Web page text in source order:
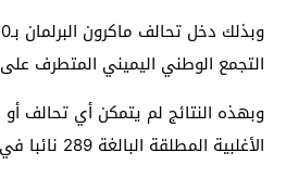
التجمع الوطني اليميني المتطرف على 125 نائبا.
وبهذه النتائج لم يتمكن أي تحالف
الأغلبية المطلقة البالغة 289 نائبا في البرلمان.